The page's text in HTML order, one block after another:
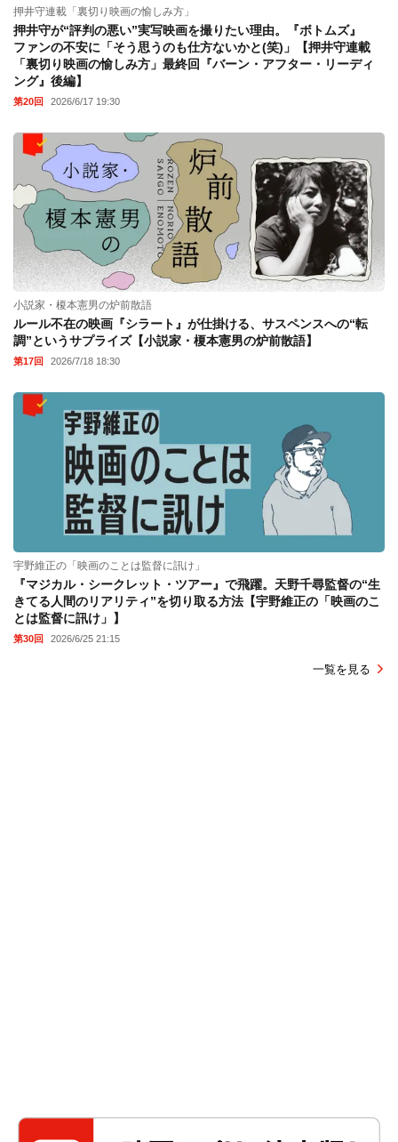
押井守連載「裏切り映画の愉しみ方」
押井守が“評判の悪い”実写映画を撮りたい理由。『ボトムズ』
ファンの不安に「そう思うのも仕方ないかと(笑)」【押井守連載
「裏切り映画の愉しみ方」最終回『バーン・アフター・リーディ
ング』後編】
第20回 2026/6/17 19:30
小説家・榎本憲男の炉前散語
ルール不在の映画『シラート』が仕掛ける、サスペンスへの“転
調”というサプライズ【小説家・榎本憲男の炉前散語】
第17回 2026/7/18 18:30
宇野維正の「映画のことは監督に訊け」
『マジカル・シークレット・ツアー』で飛躍。天野千尋監督の“生
きてる人間のリアリティ”を切り取る方法【宇野維正の「映画のこ
とは監督に訊け」】
第30回 2026/6/25 21:15
一覧を見る